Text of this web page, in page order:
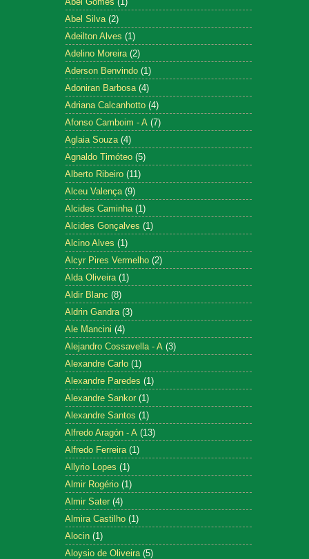
Abel Silva (2)
Adeilton Alves (1)
Adelino Moreira (2)
Aderson Benvindo (1)
Adoniran Barbosa (4)
Adriana Calcanhotto (4)
Afonso Camboim - A (7)
Aglaia Souza (4)
Agnaldo Timóteo (5)
Alberto Ribeiro (11)
Alceu Valença (9)
Alcides Caminha (1)
Alcides Gonçalves (1)
Alcino Alves (1)
Alcyr Pires Vermelho (2)
Alda Oliveira (1)
Aldir Blanc (8)
Aldrin Gandra (3)
Ale Mancini (4)
Alejandro Cossavella - A (3)
Alexandre Carlo (1)
Alexandre Paredes (1)
Alexandre Sankor (1)
Alexandre Santos (1)
Alfredo Aragón - A (13)
Alfredo Ferreira (1)
Allyrio Lopes (1)
Almir Rogério (1)
Almir Sater (4)
Almira Castilho (1)
Alocin (1)
Aloysio de Oliveira (5)